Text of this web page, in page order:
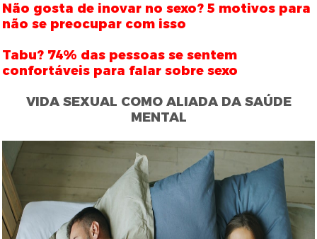
Não gosta de inovar no sexo? 5 motivos para
não se preocupar com isso
Tabu? 74% das pessoas se sentem
confortáveis para falar sobre sexo
VIDA SEXUAL COMO ALIADA DA SAÚDE
MENTAL